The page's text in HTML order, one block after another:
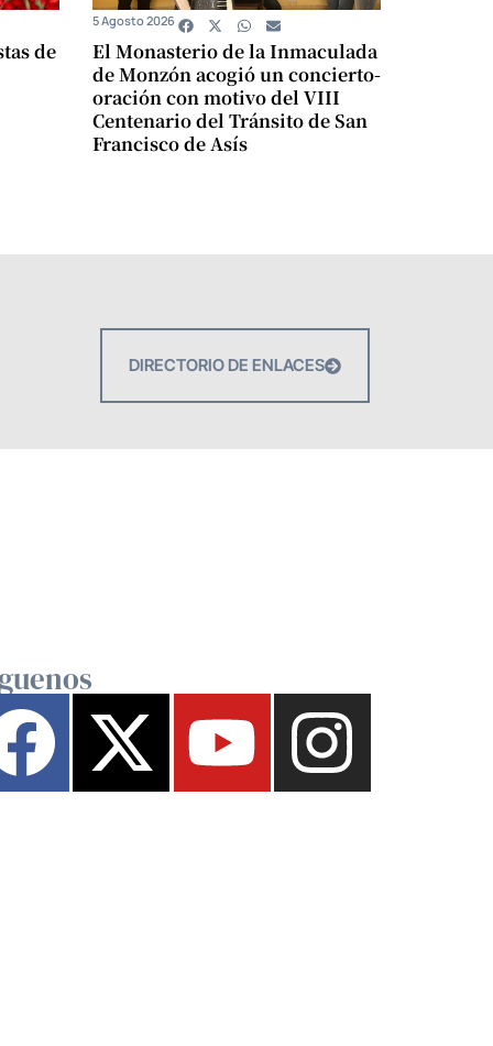
de
El Monasterio de la Inmaculada
de Monzón acogió un concierto-
oración con motivo del VIII
Centenario del Tránsito de San
Francisco de Asís
5 Agosto 2026
DIRECTORIO DE ENLACES